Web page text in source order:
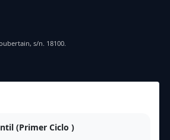
s/n. 18100.
(Primer Ciclo )